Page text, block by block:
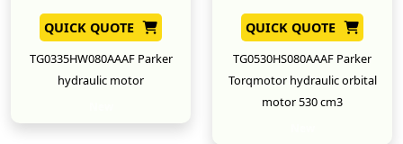
QUICK QUOTE
TG0335HW080AAAF Parker
hydraulic motor
QUICK QUOTE
TG0530HS080AAAF Parker
Torqmotor hydraulic orbital
motor 530 cm3